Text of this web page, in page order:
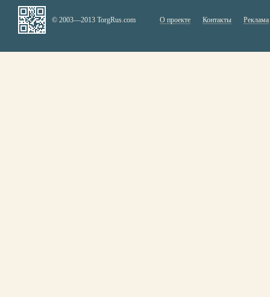
© 2003—2013 TorgRus.com О проекте Контакты Реклама